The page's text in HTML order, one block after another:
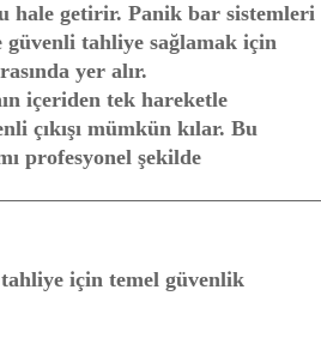
hale getirir. Panik bar sistemleri
güvenli tahliye sağlamak için
yer alır.
içeriden tek hareketle
çıkışı mümkün kılar. Bu
profesyonel şekilde
tahliye için temel güvenlik